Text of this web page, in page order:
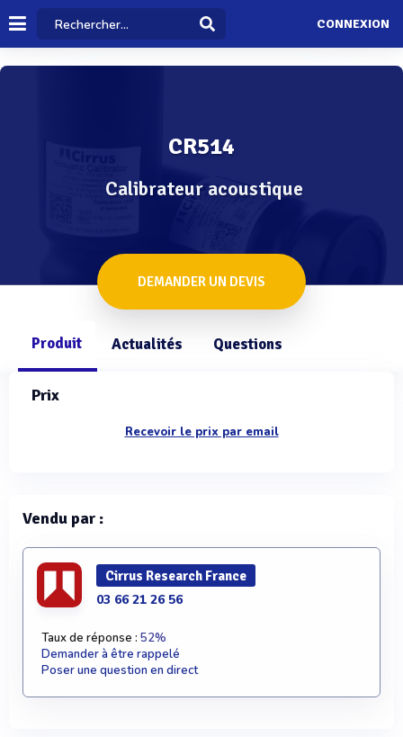
CONNEXION
CR514
Calibrateur acoustique
DEMANDER UN DEVIS
Produit Actualités Questions
Prix
Recevoir le prix par email
Vendu par :
Cirrus Research France
03 66 21 26 56
Taux de réponse : 52%
Demander à être rappelé
Poser une question en direct